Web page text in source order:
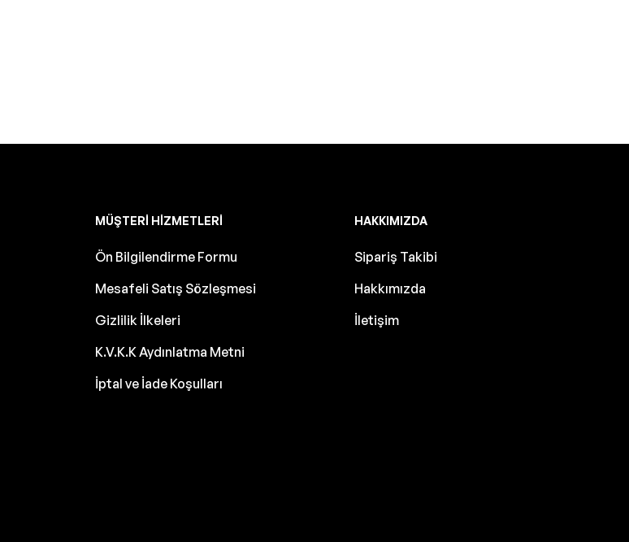
MÜŞTERI HIZMETLERI
Ön Bilgilendirme Formu
Mesafeli Satış Sözleşmesi
Gizlilik İlkeleri
K.V.K.K Aydınlatma Metni
İptal ve İade Koşulları
HAKKIMIZDA
Sipariş Takibi
Hakkımızda
İletişim